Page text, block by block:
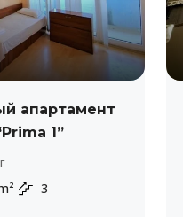
апартамент
1”
3